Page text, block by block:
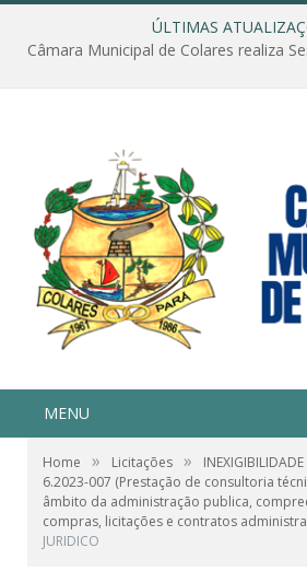
ÚLTIMAS
MENU
Home » Licitações »
6.2023-007 (Prestação de consultoria
âmbito da administração publica,
compras, licitações e contratos
JURIDICO